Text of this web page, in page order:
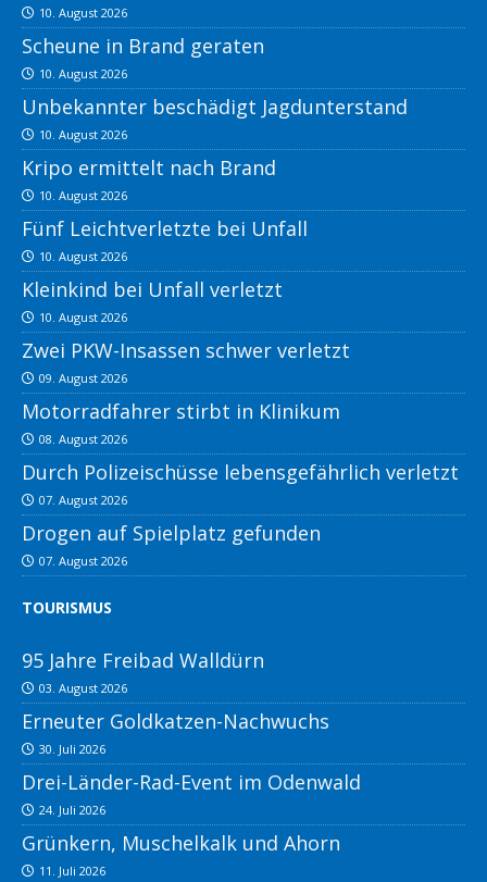
10. August 2026
Scheune in Brand geraten
10. August 2026
Unbekannter beschädigt Jagdunterstand
10. August 2026
Kripo ermittelt nach Brand
10. August 2026
Fünf Leichtverletzte bei Unfall
10. August 2026
Kleinkind bei Unfall verletzt
10. August 2026
Zwei PKW-Insassen schwer verletzt
09. August 2026
Motorradfahrer stirbt in Klinikum
08. August 2026
Durch Polizeischüsse lebensgefährlich verletzt
07. August 2026
Drogen auf Spielplatz gefunden
07. August 2026
TOURISMUS
95 Jahre Freibad Walldürn
03. August 2026
Erneuter Goldkatzen-Nachwuchs
30. Juli 2026
Drei-Länder-Rad-Event im Odenwald
24. Juli 2026
Grünkern, Muschelkalk und Ahorn
11. Juli 2026